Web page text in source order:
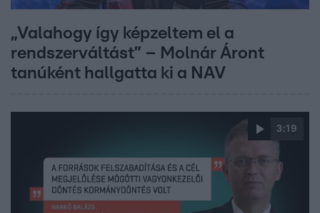
„Valahogy így képzeltem el a
rendszerváltást” – Molnár Áront
tanúként hallgatta ki a NAV
3:19